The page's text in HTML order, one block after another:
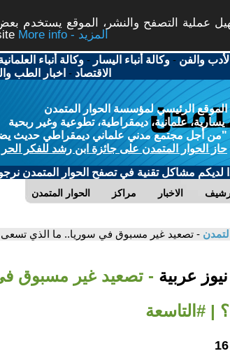
عملية التصفح والنشر، الموقع يستخدم
More info - المزيد
والفن -وكالة أنباء اليسار -وكالة أنباء
الاقتصاد - اخبار الطب
الموقع الرئيسي لمؤسسة الحوار المتمدن
يسارية، علمانية، ديمقراطية، تطوعية وغير ربحية
"من أجل مجتمع مدني علماني ديمقراطي حديث يضمن
حاز الحوار المتمدن على جائزة ابن رشد للفكر الحر
لديكم مشاكل تقنية في تصفح الحوار المتمدن نرجو
الحوار المتمدن مراكز الاخبار
- تصعيد غير مسبوق في سوريا.. ما الذي تسعى
عربية - تصعيد غير مسبوق
| #التاسعة